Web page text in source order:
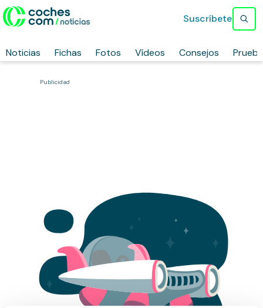
Noticias Fichas Fotos Vídeos Consejos
Suscríbete
Publicidad